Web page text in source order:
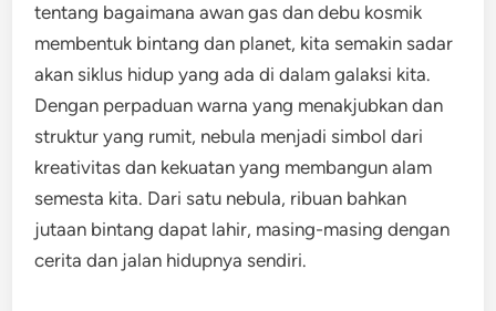
tentang bagaimana awan gas dan debu kosmik
membentuk bintang dan planet, kita semakin sadar
akan siklus hidup yang ada di dalam galaksi kita.
Dengan perpaduan warna yang menakjubkan dan
struktur yang rumit, nebula menjadi simbol dari
kreativitas dan kekuatan yang membangun alam
semesta kita. Dari satu nebula, ribuan bahkan
jutaan bintang dapat lahir, masing-masing dengan
cerita dan jalan hidupnya sendiri.